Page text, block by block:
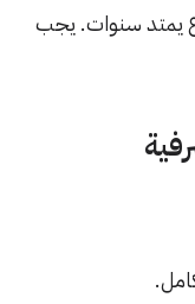
يمتد سنوات. يجب